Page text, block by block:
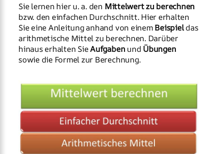
Sie lernen hier u. a. den Mittelwert zu berechnen
bzw. den einfachen Durchschnitt. Hier erhalten
Sie eine Anleitung anhand von einemBeispieldas
arithmetische Mittel zu berechnen. Darüber
hinaus erhalten SieAufgabenund Übungen
sowie die Formel zur Berechnung.